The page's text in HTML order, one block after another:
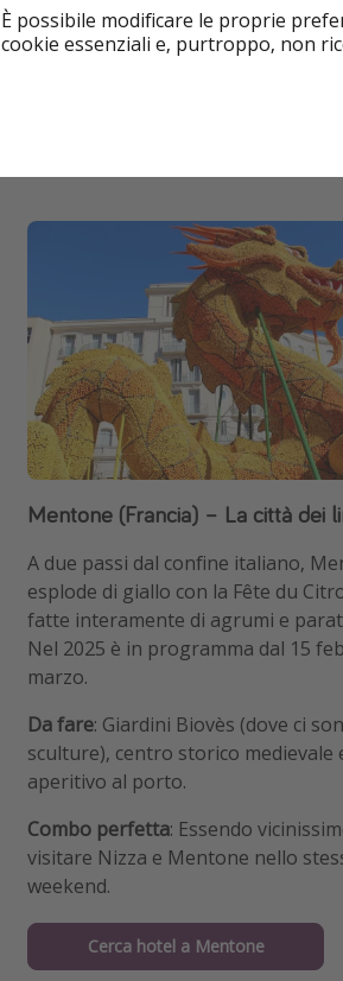
Ovest o vola su Genova e prosegui in
auto/treno.
Mentone (Francia) – La città dei
A due passi dal confine italiano,
esplode di giallo con la Fête du
fatte interamente di agrumi e
Nel 2025 è in programma dal 15
marzo.
Da fare: Giardini Biovès (dove ci
sculture), centro storico medievale
aperitivo al porto.
Combo perfetta: Essendo
visitare Nizza e Mentone nello
weekend.
Cerca hotel a Mentone
È possibile modificare le proprie
cookie essenziali e, purtroppo, non